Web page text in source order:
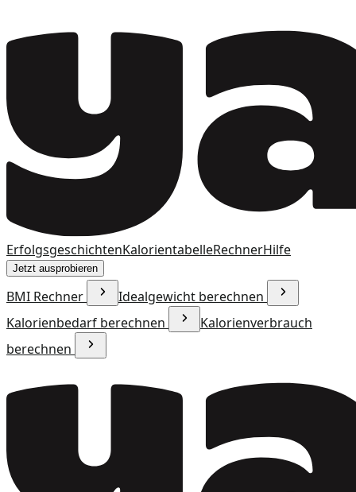
ErfolgsgeschichtenKalorientabelleRechnerHilfe
Jetzt ausprobieren
BMI Rechner
Idealgewicht berechnen
Kalorienbedarf berechnen
Kalorienverbrauch
berechnen